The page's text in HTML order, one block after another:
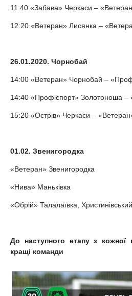
11:40 «Забава» Черкаси –
12:20 «Ветеран» Лисянка –
26.01.2020. Чорнобай
14:00 «Ветеран» Чорнобай –
14:40 «Профіспорт» Золотоноша –
15:20 «Острів» Черкаси –
01.02. Звенигородка
«Ветеран» Звенигородка
«Нива» Маньківка
«Обрій» Талалаївка,
До наступного етапу з кожної
кращі команди